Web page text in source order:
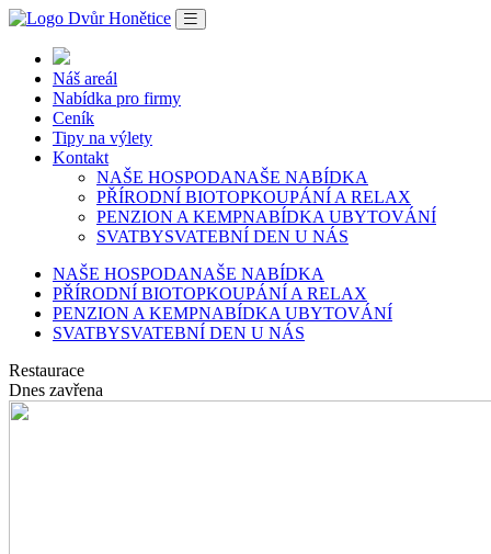
Náš areál
Nabídka pro firmy
Ceník
Tipy na výlety
Kontakt
NAŠE HOSPODANAŠE NABÍDKA
PŘÍRODNÍ BIOTOPKOUPÁNÍ A RELAX
PENZION A KEMPNABÍDKA UBYTOVÁNÍ
SVATBYSVATEBNÍ DEN U NÁS
NAŠE HOSPODANAŠE NABÍDKA
PŘÍRODNÍ BIOTOPKOUPÁNÍ A RELAX
PENZION A KEMPNABÍDKA UBYTOVÁNÍ
SVATBYSVATEBNÍ DEN U NÁS
Restaurace
Dnes zavřena